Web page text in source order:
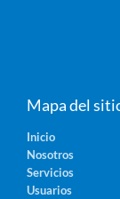
Mapa del
Inicio
Nosotros
Servicios
Usuarios